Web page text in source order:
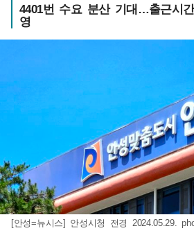
4401번 수요 분산 기대…출근시
영
[안성=뉴시스] 안성시청 전경 2024.05.29.